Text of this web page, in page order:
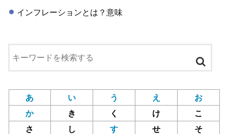
インフレーションとは？意味
あ い う え
お
か
き く け
こ
さ
し す せ
そ